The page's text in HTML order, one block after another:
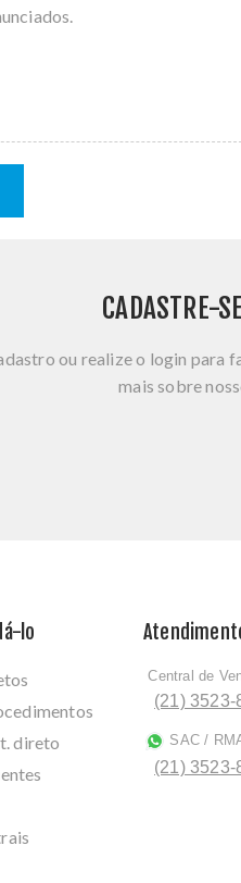
CADASTRE-
ou realize o login para
mais sobre
lo
direto
ﾠCentral de
(21) 3523-
SAC /
(21) 3523-